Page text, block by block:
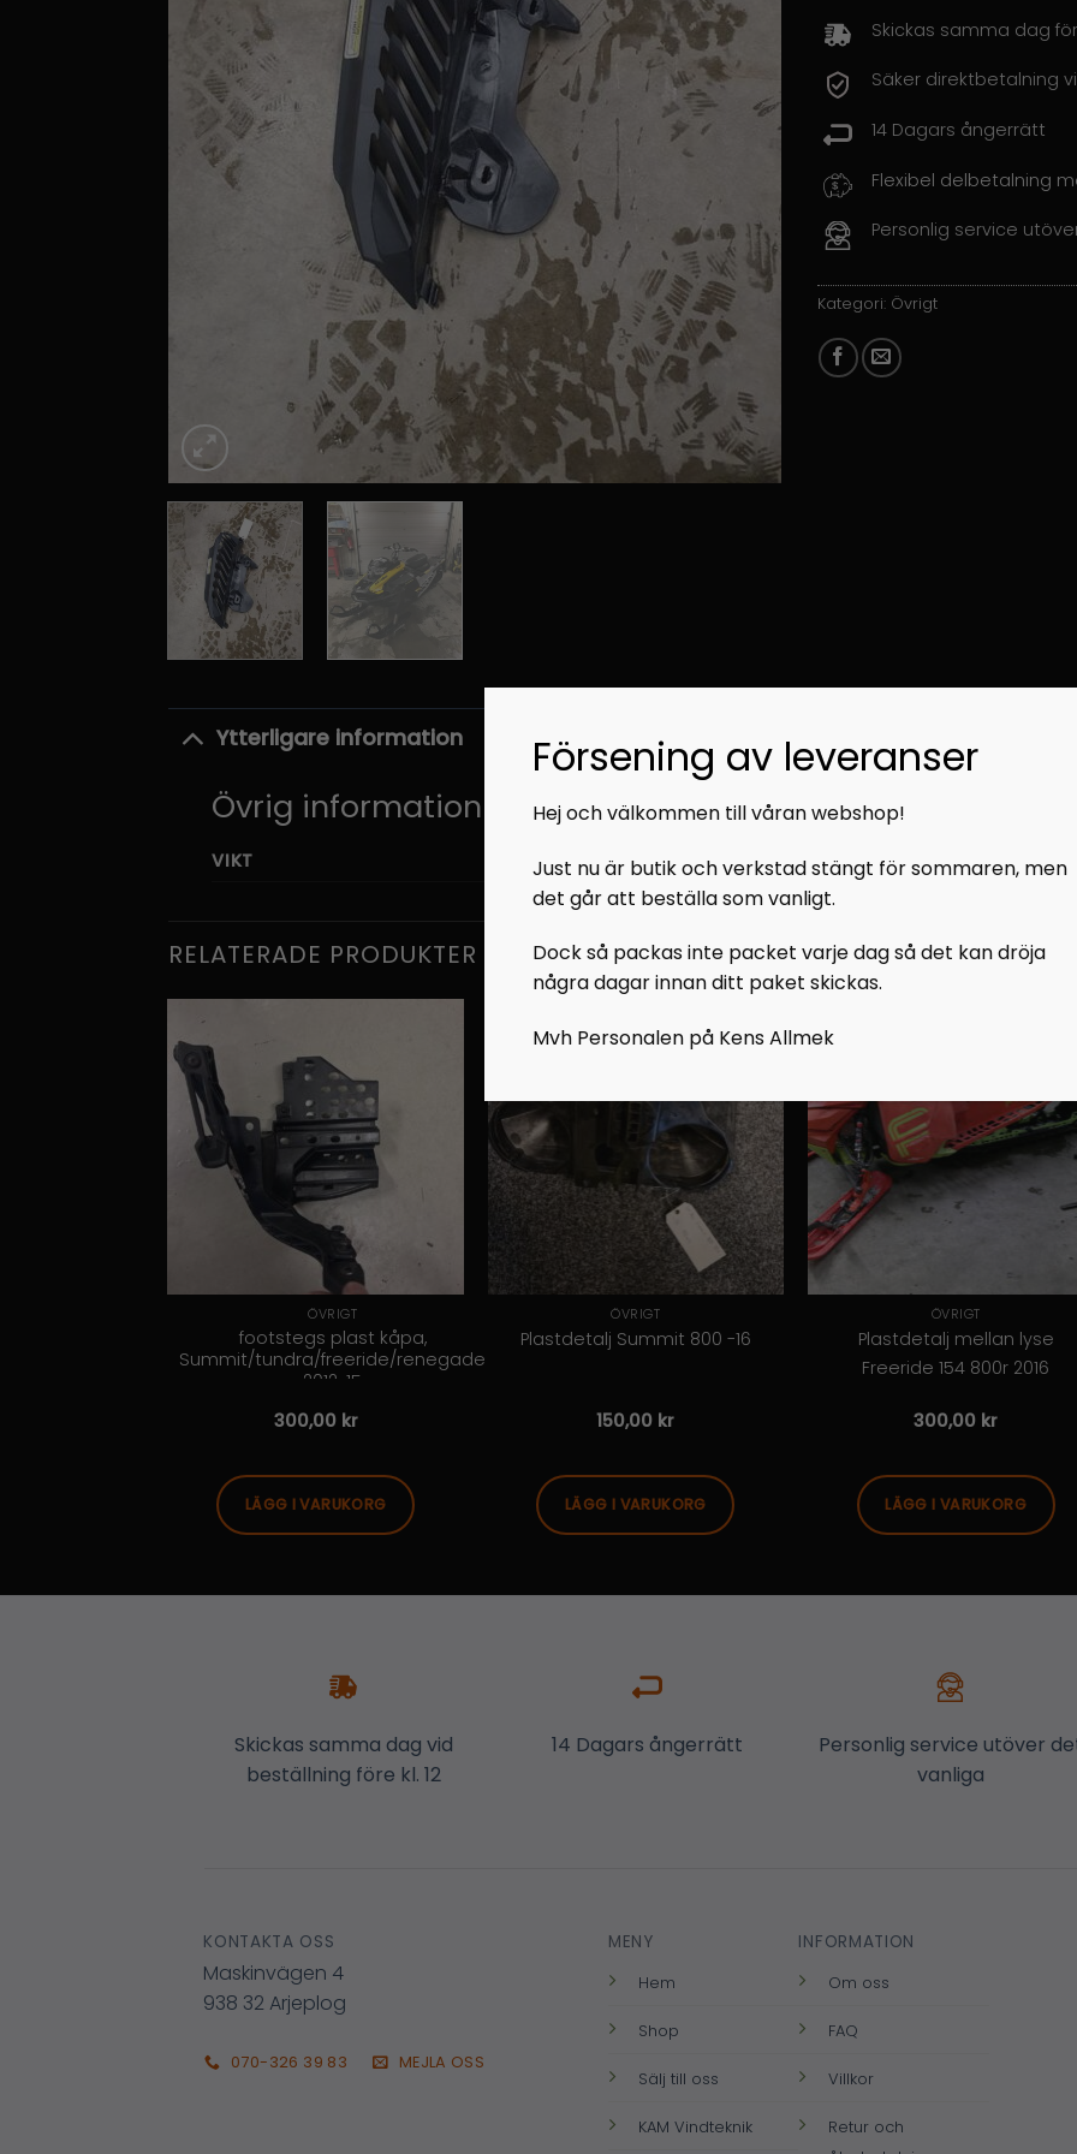
Skickas samma dag
Säker direktbetalning
14 Dagars ångerrätt
Flexibel delbetalning
Personlig service
Kategori: Övrigt
Ytterligare information
Övrig information
VIKT 1 kg
RELATERADE PRODUKTER
ÖVRIGT
footstegs plast kåpa,
Summit/tundra/freeride/renegade
2012-15
300,00 kr
LÄGG I VARUKORG
ÖVRIGT
Plastdetalj Summit 800 -16
150,00 kr
LÄGG I VARUKORG
ÖVRIGT
Plastdetalj mellan lyse
Freeride 154 800r 2016
300,00 kr
LÄGG I VARUKORG
Skickas samma dag vid
beställning före kl. 12
14 Dagars ångerrätt
Personlig service utöver
vanliga
KONTAKTA OSS
Maskinvägen 4
938 32 Arjeplog
070-326 39 83 MEJLA OSS
MENY
Hem
Shop
Sälj till oss
KAM Vindteknik
INFORMATION
Om oss
FAQ
Villkor
Retur och
Försening av leveranser
Hej och välkommen till våran webshop!
Just nu är butik och verkstad stängt för sommaren, men
det går att beställa som vanligt.
Dock så packas inte packet varje dag så det kan dröja
några dagar innan ditt paket skickas.
Mvh Personalen på Kens Allmek